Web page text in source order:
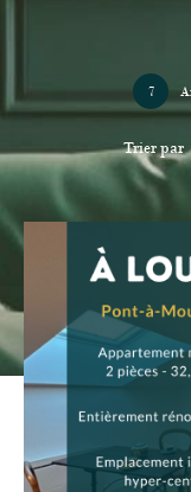
7
Trier par